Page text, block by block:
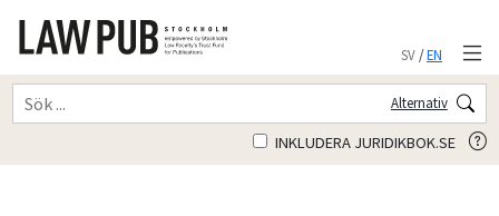
SV/EN
Alternativ
INKLUDERA JURIDIKBOK.SE